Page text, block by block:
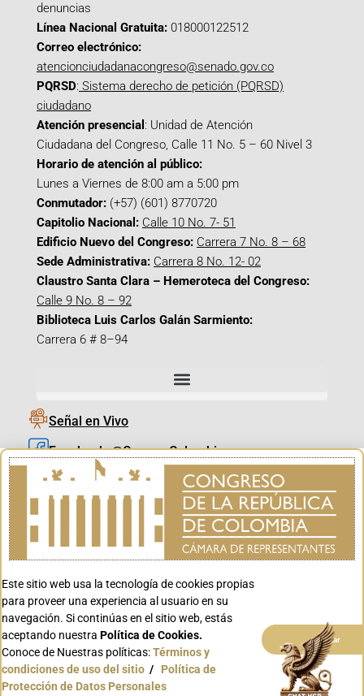
denuncias
Línea Nacional Gratuita: 018000122512
Correo electrónico:
atencionciudadanacongreso@senado.gov.co
PQRSD: Sistema derecho de petición (PQRSD)
ciudadano
Atención presencial : Unidad de Atención
Ciudadana del Congreso, Calle 11 No. 5 – 60 Nivel 3
Horario de atención al público:
Lunes a Viernes de 8:00 am a 5:00 pm
Conmutador: (+57) (601) 8770720
Capitolio Nacional: Calle 10 No. 7- 51
Edificio Nuevo del Congreso: Carrera 7 No. 8 – 68
Sede Administrativa: Carrera 8 No. 12- 02
Claustro Santa Clara – Hemeroteca del Congreso:
Calle 9 No. 8 – 92
Biblioteca Luis Carlos Galán Sarmiento:
Carrera 6 # 8–94
Señal en Vivo
Facebook_@CamaraColombia
Instagram_@CamaraColombia
X_@CamaraColombia
Youtube_@CamaraColombia
Youtube_@CanalCongreso
Conoce GOV.CO
Este sitio web usa la tecnología de cookies propias
para proveer una experiencia al usuario en su
navegación. Si continúas en el sitio web, estás
aceptando nuestra Política de Cookies.
Conoce de Nuestras políticas:Términos y
condiciones de uso del sitio / Política de
Protección de Datos Personales
Aceptar